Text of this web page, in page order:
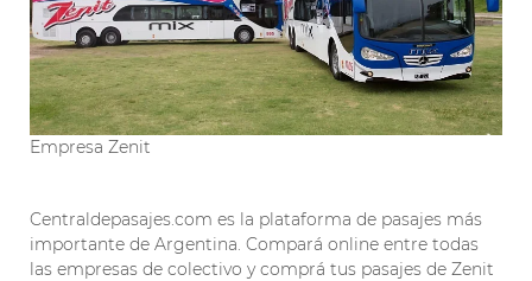
Empresa Zenit
Centraldepasajes.com es la plataforma de pasajes más
importante de Argentina. Compará online entre todas
las empresas de colectivo y comprá tus pasajes de Zenit